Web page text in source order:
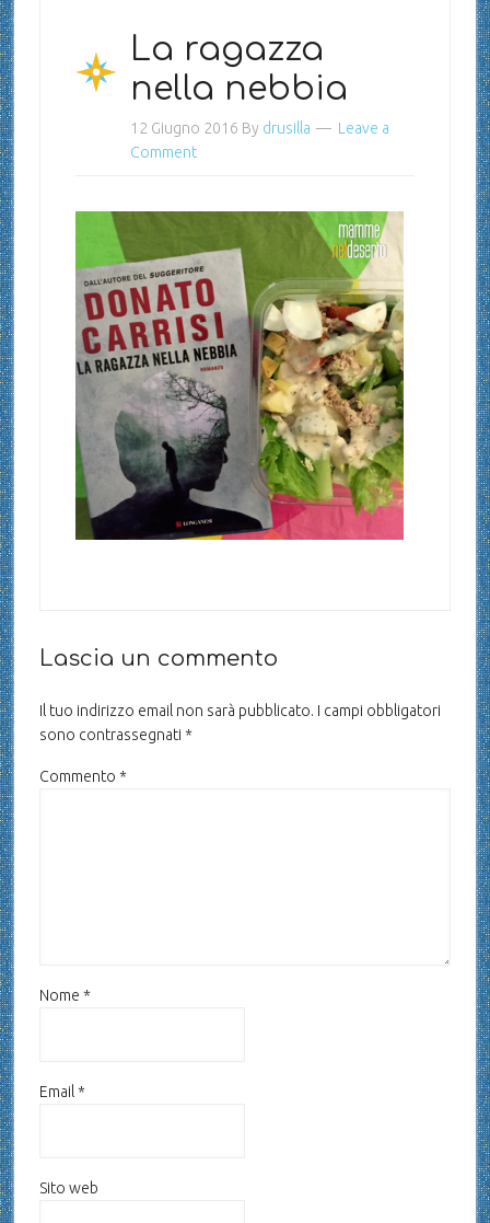
La ragazza
nella nebbia
12 Giugno 2016 By drusilla
Leave a
Comment
Lascia un commento
Il tuo indirizzo email non sarà pubblicato. I campi obbligatori
sono contrassegnati *
Commento *
Nome *
Email *
Sito web